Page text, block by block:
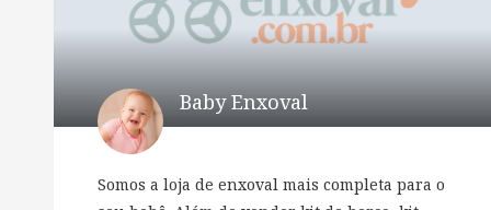
Baby Enxoval
Somos a loja de enxoval mais completa para o